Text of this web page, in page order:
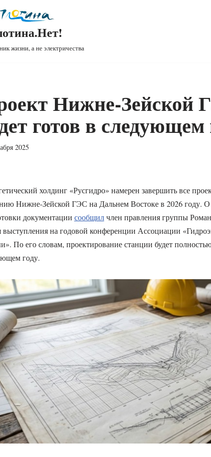
жизни, а не электричества
Нижне-Зейской
готов в следующем
2025
холдинг «Русгидро» намерен завершить все
Нижне-Зейской ГЭС на Дальнем Востоке в 2026 году. О
документации сообщилчлен правления группы
выступления на годовой конференции Ассоциации
По его словам, проектирование станции будет
году.